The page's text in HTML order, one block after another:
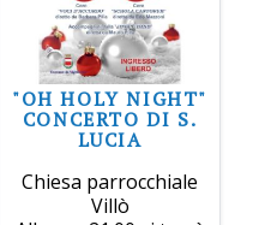
"OH HOLY NIGHT"
CONCERTO DI S.
LUCIA
Chiesa parrocchiale
Villò